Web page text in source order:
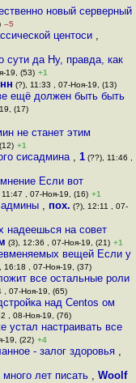
новый серверный
–5
центоси ,
сути да Ну, правда, как
19, (53) +1
(?), 11:33 , 07-Ноя-19, (13)
ещё должен быть быть
(17)
не станет этим
+1
сисадмина , 1(??), 11:46 ,
Если вот
, 07-Ноя-19, (16) +1
, пох. (?), 12:11 , 07-
надеешься на совет
(3), 12:36 , 07-Ноя-19, (21) +1
вещей Если у
16:18 , 07-Ноя-19, (37)
все остальные роли
, 07-Ноя-19, (65)
над Centos ом
, 08-Ноя-19, (76)
устал настраивать все
19, (22) +4
- залог здоровья ,
лет писать , Woolf